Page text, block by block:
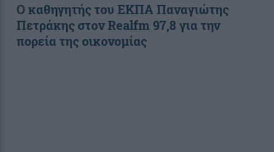
Ο καθηγητής του ΕΚΠΑ Παναγιώτης
Πετράκης στον Realfm 97,8 για την
πορεία της οικονομίας